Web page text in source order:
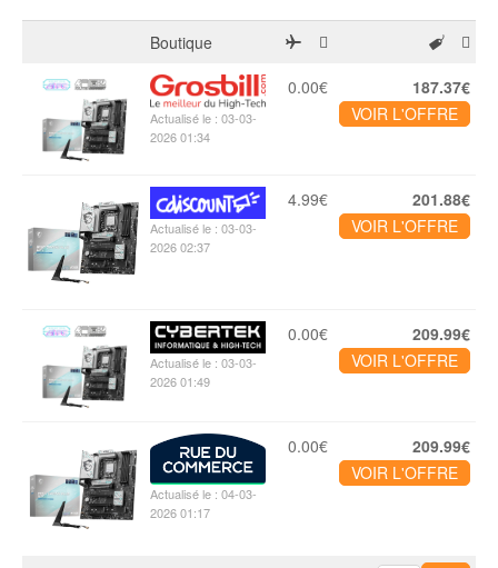
Boutique
Actualisé le : 03-03-
2026 01:34
0.00€
187.37€
VOIR L'OFFRE
Actualisé le : 03-03-
2026 02:37
4.99€
201.88€
VOIR L'OFFRE
Actualisé le : 03-03-
2026 01:49
0.00€
209.99€
VOIR L'OFFRE
Actualisé le : 04-03-
2026 01:17
0.00€
209.99€
VOIR L'OFFRE